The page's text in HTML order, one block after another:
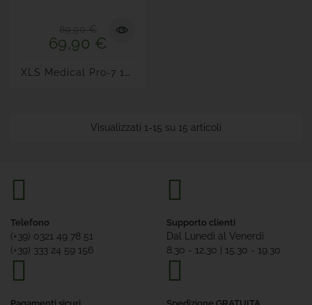
69,90 €
X
LS Medical Pro-7 180 Cps
Visualizzati 1-15 su 15 articoli
Telefono
(+39) 0321 49 78 51
(+39) 333 24 59 156
Supporto clienti
Dal Lunedì al Venerdì
8.30 - 12.30 | 15.30 - 19.30